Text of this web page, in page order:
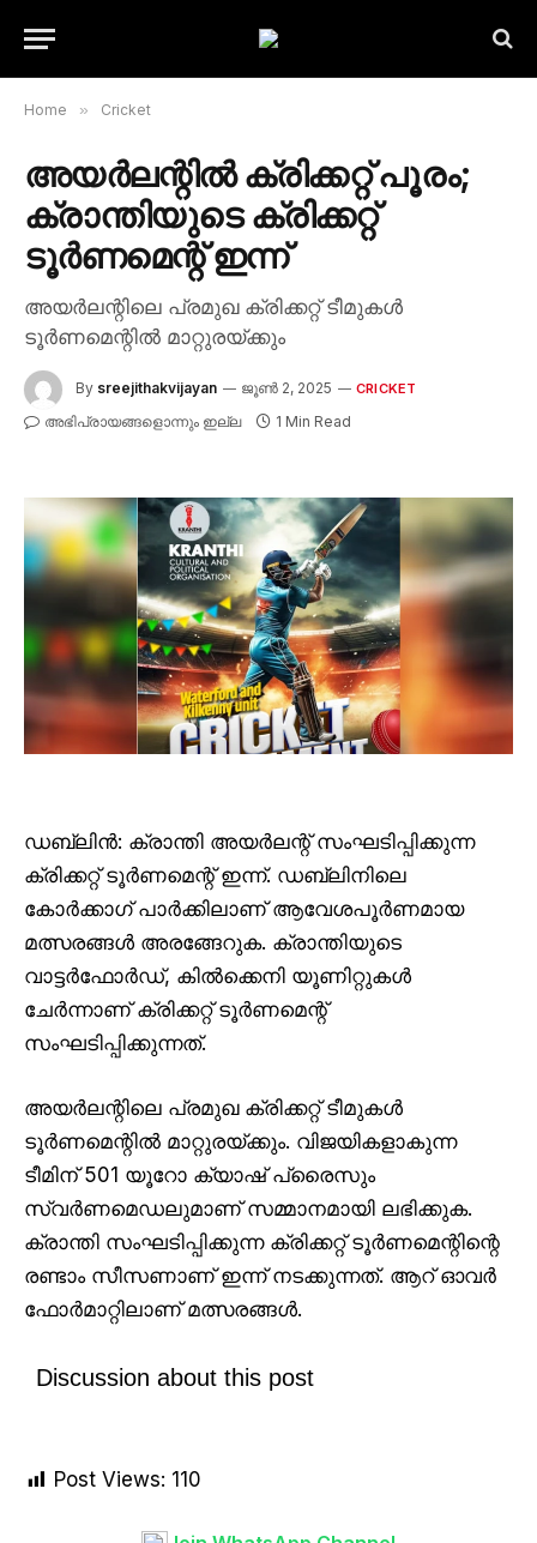
Home » Cricket
അയർലന്റിൽ ക്രിക്കറ്റ് പൂരം;
ക്രാന്തിയുടെ ക്രിക്കറ്റ്
ടൂർണമെന്റ് ഇന്ന്
അയർലന്റിലെ പ്രമുഖ ക്രിക്കറ്റ് ടീമുകൾ
ടൂർണമെന്റിൽ മാറ്റുരയ്ക്കും
By sreejithakvijayan ജൂൺ 2, 2025 CRICKET
അഭിപ്രായങ്ങളൊന്നും ഇല്ല 1 Min Read
ഡബ്ലിൻ: ക്രാന്തി അയർലന്റ് സംഘടിപ്പിക്കുന്ന
ക്രിക്കറ്റ് ടൂർണമെന്റ് ഇന്ന്. ഡബ്ലിനിലെ
കോർക്കാഗ് പാർക്കിലാണ് ആവേശപൂർണമായ
മത്സരങ്ങൾ അരങ്ങേറുക. ക്രാന്തിയുടെ
വാട്ടർഫോർഡ്, കിൽക്കെനി യൂണിറ്റുകൾ
ചേർന്നാണ് ക്രിക്കറ്റ് ടൂർണമെന്റ്
സംഘടിപ്പിക്കുന്നത്.
അയർലന്റിലെ പ്രമുഖ ക്രിക്കറ്റ് ടീമുകൾ
ടൂർണമെന്റിൽ മാറ്റുരയ്ക്കും. വിജയികളാകുന്ന
ടീമിന് 501 യൂറോ ക്യാഷ് പ്രൈസും
സ്വർണമെഡലുമാണ് സമ്മാനമായി ലഭിക്കുക.
ക്രാന്തി സംഘടിപ്പിക്കുന്ന ക്രിക്കറ്റ് ടൂർണമെന്റിന്റെ
രണ്ടാം സീസണാണ് ഇന്ന് നടക്കുന്നത്. ആറ് ഓവർ
ഫോർമാറ്റിലാണ് മത്സരങ്ങൾ.
Discussion about this post
Post Views: 110